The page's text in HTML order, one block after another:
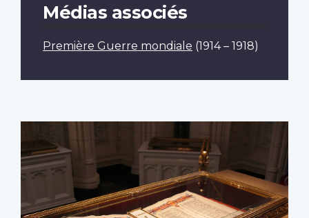
Médias associés
Première Guerre mondiale (1914 – 1918)